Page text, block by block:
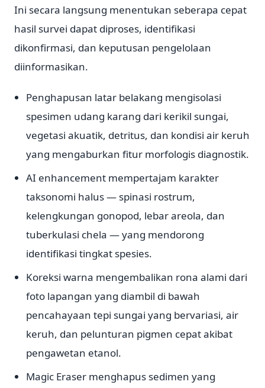
Ini secara langsung menentukan seberapa cepat
hasil survei dapat diproses, identifikasi
dikonfirmasi, dan keputusan pengelolaan
diinformasikan.
Penghapusan latar belakang mengisolasi
spesimen udang karang dari kerikil sungai,
vegetasi akuatik, detritus, dan kondisi air keruh
yang mengaburkan fitur morfologis diagnostik.
AI enhancement mempertajam karakter
taksonomi halus — spinasi rostrum,
kelengkungan gonopod, lebar areola, dan
tuberkulasi chela — yang mendorong
identifikasi tingkat spesies.
Koreksi warna mengembalikan rona alami dari
foto lapangan yang diambil di bawah
pencahayaan tepi sungai yang bervariasi, air
keruh, dan pelunturan pigmen cepat akibat
pengawetan etanol.
Magic Eraser menghapus sedimen yang